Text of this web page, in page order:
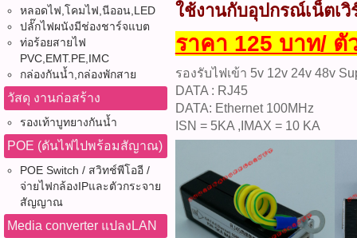
หลอดไฟ,โคมไฟ,นีออน,LED
ปลั๊กไฟผนังมีช่องชาร์จแบต
ท่อร้อยสายไฟ
PVC,EMT.PE,IMC
กล่องกันน้ำ,กล่องพักสาย
วัสดุ งานก่อสร้าง
รองเท้าบูทยางกันน้ำ
POE (ดันไฟไปพร้อมสัญาณ)
POE Switch / สวิทช์พีโออี /
จ่ายไฟกล้องIPและตัวกระจาย
สัญญาณ
Media converter แปลงLAN
ใช้งานกับอุปกรณ์เน็ตเวิ
ราคา 125 บาท/ ตั
รองรับไฟเข้า 5v 12v 24v 48v
DATA : RJ45
DATA: Ethernet 100MHz
ISN = 5KA ,IMAX = 10 KA